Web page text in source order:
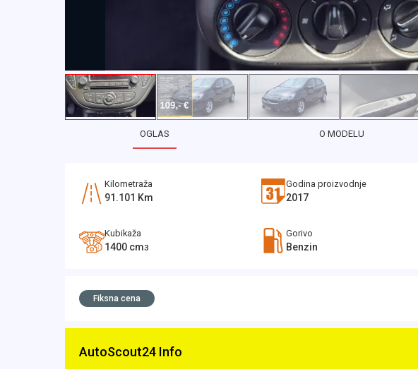
OGLAS O MODELU
Kilometraža
91.101 Km
Godina proizvodnje
2017
Kubikaža
1400 cm3
Gorivo
Benzin
Fiksna cena
AutoScout24 Info